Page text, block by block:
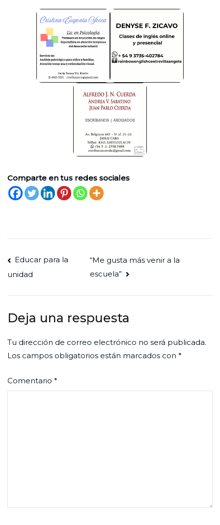
Comparte en tus redes sociales
Navegación
de
Educar para la
unidad
“Me gusta más venir a la
escuela”
Deja una respuesta
Tu dirección de correo electrónico no será publicada.
Los campos obligatorios están marcados con *
Comentario *